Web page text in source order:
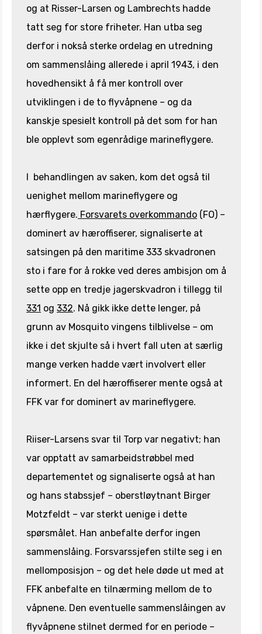
og at Risser-Larsen og Lambrechts hadde
tatt seg for store friheter. Han utba seg
derfor i nokså sterke ordelag en utredning
om sammenslåing allerede i april 1943, i den
hovedhensikt å få mer kontroll over
utviklingen i de to flyvåpnene – og da
kanskje spesielt kontroll på det som for han
ble opplevt som egenrådige marineflygere.
I behandlingen av saken, kom det også til
uenighet mellom marineflygere og
hærflygere. Forsvarets overkommando (FO) –
dominert av hæroffiserer, signaliserte at
satsingen på den maritime 333 skvadronen
sto i fare for å rokke ved deres ambisjon om å
sette opp en tredje jagerskvadron i tillegg til
331 og 332. Nå gikk ikke dette lenger, på
grunn av Mosquito vingens tilblivelse – om
ikke i det skjulte så i hvert fall uten at særlig
mange verken hadde vært involvert eller
informert. En del hæroffiserer mente også at
FFK var for dominert av marineflygere.
Riiser-Larsens svar til Torp var negativt; han
var opptatt av samarbeidstrøbbel med
departementet og signaliserte også at han
og hans stabssjef – oberstløytnant Birger
Motzfeldt – var sterkt uenige i dette
spørsmålet. Han anbefalte derfor ingen
sammenslåing. Forsvarssjefen stilte seg i en
mellomposisjon – og det hele døde ut med at
FFK anbefalte en tilnærming mellom de to
våpnene. Den eventuelle sammenslåingen av
flyvåpnene stilnet dermed for en periode –